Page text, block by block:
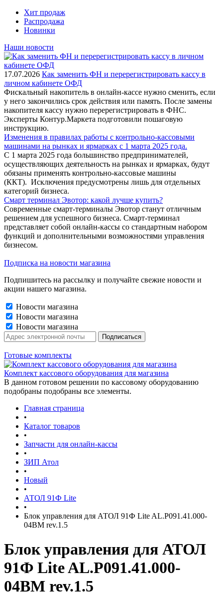
Хит продаж
Распродажа
Новинки
Наши новости
17.07.2026 Как заменить ФН и перерегистрировать кассу в
личном кабинете ОФД
Фискальный накопитель в онлайн-кассе нужно сменить, если
у него закончились срок действия или память. После замены
накопителя кассу нужно перерегистрировать в ФНС.
Эксперты Контур.Маркета подготовили пошаговую
инструкцию.
Изменения в правилах работы с контрольно-кассовыми
машинами на рынках и ярмарках с 1 марта 2025 года.
С 1 марта 2025 года большинство предпринимателей,
осуществляющих деятельность на рынках и ярмарках, будут
обязаны применять контрольно-кассовые машины
(ККТ). Исключения предусмотрены лишь для отдельных
категорий бизнеса.
Смарт терминал Эвотор: какой лучше купить?
Современные смарт-терминалы Эвотор станут отличным
решением для успешного бизнеса. Смарт-терминал
представляет собой онлайн-кассы со стандартным набором
функций и дополнительными возможностями управления
бизнесом.
Подписка на новости магазина
Подпишитесь на рассылку и получайте свежие новости и
акции нашего магазина.
Новости магазина
Новости магазина
Новости магазина
Готовые комплекты
Комплект кассового оборудования для магазина
В данном готовом решении по кассовому оборудованию
подобраны подобраны все элементы.
Главная страница
•
Каталог товаров
•
Запчасти для онлайн-кассы
•
ЗИП Атол
•
Новый
•
АТОЛ 91Ф Lite
•
Блок управления для АТОЛ 91Ф Lite AL.P091.41.000-
04BM rev.1.5
Блок управления для АТОЛ
91Ф Lite AL.P091.41.000-
04BM rev.1.5